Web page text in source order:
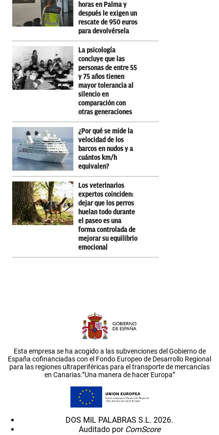
horas en Palma y
después le exigen un
rescate de 950 euros
para devolvérsela
La psicología
concluye que las
personas de entre 55
y 75 años tienen
mayor tolerancia al
silencio en
comparación con
otras generaciones
¿Por qué se mide la
velocidad de los
barcos en nudos y a
cuántos km/h
equivalen?
Los veterinarios
expertos coinciden:
dejar que los perros
huelan todo durante
el paseo es una
forma controlada de
mejorar su equilibrio
emocional
Esta empresa se ha acogido a las subvenciones del Gobierno de
España cofinanciadas con el Fondo Europeo de Desarrollo Regional
para las regiones ultraperiféricas para el transporte de mercancías
en Canarias.”Una manera de hacer Europa”
DOS MIL PALABRAS S.L. 2026.
Auditado por ComScore